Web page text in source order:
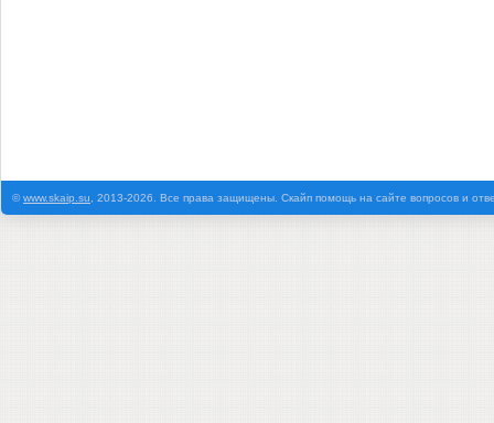
©www.skaip.su , 2013-2026. Все права защищены. Скайп помощь на сайте вопросов и